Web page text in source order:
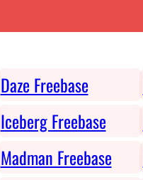
Daze Freebase
Iceberg Freebase
Madman Freebase